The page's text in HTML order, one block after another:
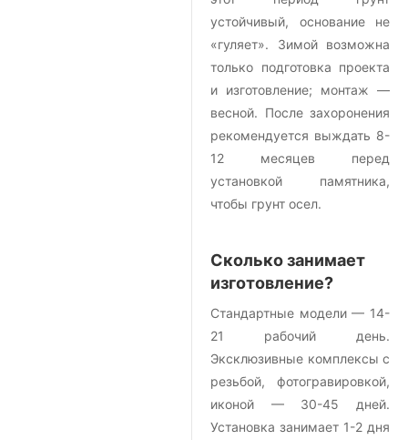
устойчивый, основание не
«гуляет». Зимой возможна
только подготовка проекта
и изготовление; монтаж —
весной. После захоронения
рекомендуется выждать 8-
12 месяцев перед
установкой памятника,
чтобы грунт осел.
Сколько занимает
изготовление?
Стандартные модели — 14-
21 рабочий день.
Эксклюзивные комплексы с
резьбой, фотогравировкой,
иконой — 30-45 дней.
Установка занимает 1-2 дня